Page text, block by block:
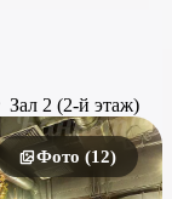
Зал 2 (2-й этаж)
Фото (12)